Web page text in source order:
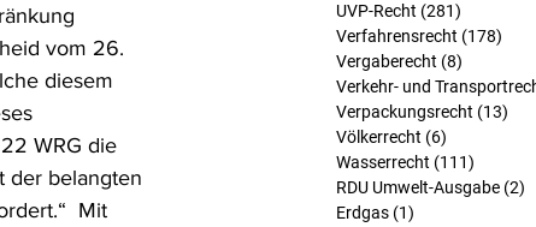
vom 26.
diesem
WRG die
der belangten
Mit
UVP-Recht (281)
Verfahrensrecht (178)
Vergaberecht (8)
Verkehr- und
Verpackungsrecht (13)
Völkerrecht (6)
Wasserrecht (111)
RDU Umwelt-Ausgabe (2)
Erdgas (1)